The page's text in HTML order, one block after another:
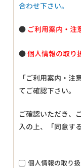
合わせ下さい。
● ご利用案内・注
●個人情報の取り
「ご利用案内・
てご確認下さい。
ご確認いただき、
入の上、「同意す
個人情報の取り